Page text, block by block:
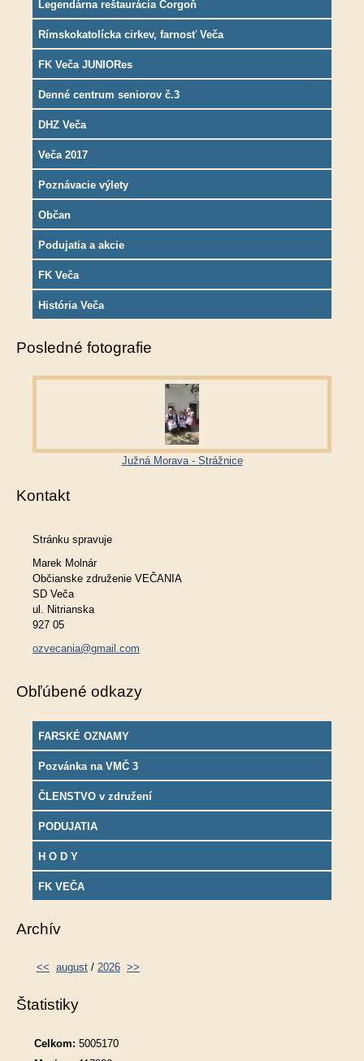
Legendárna reštaurácia Corgoň
Rímskokatolícka cirkev, farnosť Veča
FK Veča JUNIORes
Denné centrum seniorov č.3
DHZ Veča
Veča 2017
Poznávacie výlety
Občan
Podujatia a akcie
FK Veča
História Veča
Posledné fotografie
Južná Morava - Strážnice
Kontakt
Stránku spravuje
Marek Molnár
Občianske združenie VEČANIA
SD Veča
ul. Nitrianska
927 05
ozvecania@gmail.com
Obľúbené odkazy
FARSKÉ OZNAMY
Pozvánka na VMČ 3
ČLENSTVO v združení
PODUJATIA
H O D Y
FK VEČA
Archív
<< august / 2026 >>
Štatistiky
Celkom: 5005170